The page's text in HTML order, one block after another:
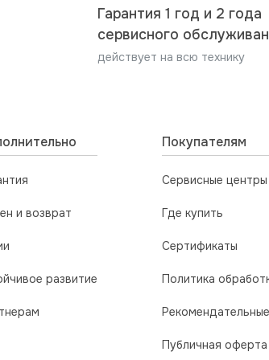
не несет ни какой
требований инструкции
ремонта мастер должен оформить
средство (клиенту нужно
рекомендациям, данным в
Гарантия 1 год и 2 года
сервисного
действует на всю технику
и возврат
развитие
Покупателям
Сервисные центры
Где купить
Сертификаты
Политика
Публичная оферта